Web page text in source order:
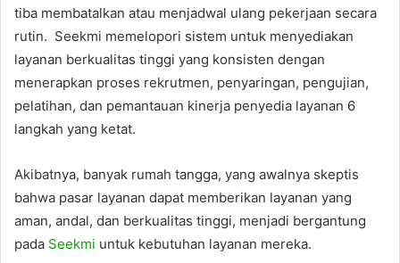
tiba membatalkan atau menjadwal ulang pekerjaan secara
rutin. Seekmi memelopori sistem untuk menyediakan
layanan berkualitas tinggi yang konsisten dengan
menerapkan proses rekrutmen, penyaringan, pengujian,
pelatihan, dan pemantauan kinerja penyedia layanan 6
langkah yang ketat.
Akibatnya, banyak rumah tangga, yang awalnya skeptis
bahwa pasar layanan dapat memberikan layanan yang
aman, andal, dan berkualitas tinggi, menjadi bergantung
pada Seekmi untuk kebutuhan layanan mereka.